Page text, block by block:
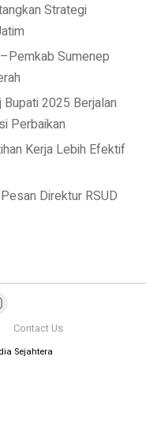
Strategi
Sumenep
2025 Berjalan
Perbaikan
Kerja Lebih Efektif
Direktur RSUD
Contact Us
Sejahtera